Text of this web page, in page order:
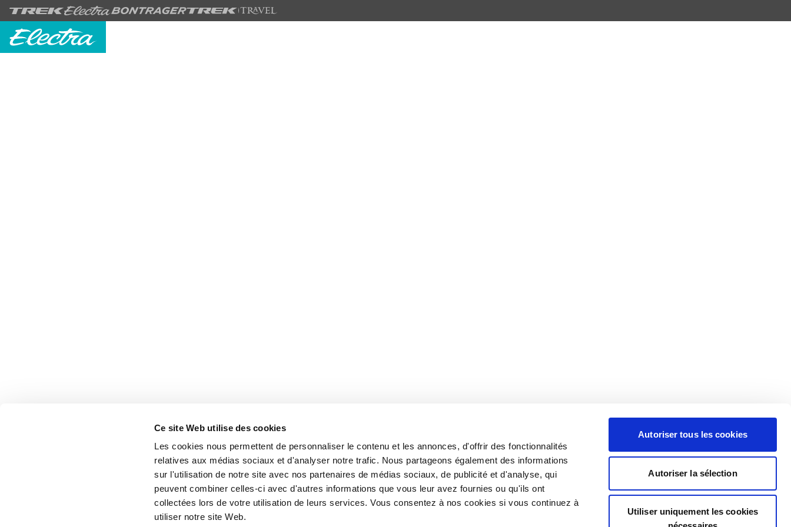
Ce site Web utilise des cookies
Les cookies nous permettent de personnaliser le contenu et les annonces, d'offrir des fonctionnalités
relatives aux médias sociaux et d'analyser notre trafic. Nous partageons également des informations
sur l'utilisation de notre site avec nos partenaires de médias sociaux, de publicité et d'analyse, qui
peuvent combiner celles-ci avec d'autres informations que vous leur avez fournies ou qu'ils ont
collectées lors de votre utilisation de leurs services. Vous consentez à nos cookies si vous continuez à
utiliser notre site Web.
Autoriser tous les cookies
Autoriser la sélection
Utiliser uniquement les cookies